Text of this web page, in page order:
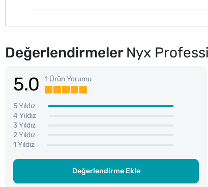
Değerlendirmeler Nyx
5.0 1 Ürün Yorumu
5 Yıldız
4 Yıldız
3 Yıldız
2 Yıldız
1 Yıldız
Değerlendirme Ekle